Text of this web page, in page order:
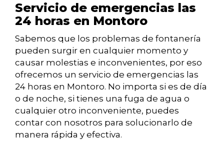
Servicio de emergencias las
24 horas en Montoro
Sabemos que los problemas de fontanería
pueden surgir en cualquier momento y
causar molestias e inconvenientes, por eso
ofrecemos un servicio de emergencias las
24 horas en Montoro. No importa si es de día
o de noche, si tienes una fuga de agua o
cualquier otro inconveniente, puedes
contar con nosotros para solucionarlo de
manera rápida y efectiva.